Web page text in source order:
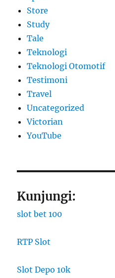
Store
Study
Tale
Teknologi
Teknologi Otomotif
Testimoni
Travel
Uncategorized
Victorian
YouTube
Kunjungi:
slot bet 100
RTP Slot
Slot Depo 10k